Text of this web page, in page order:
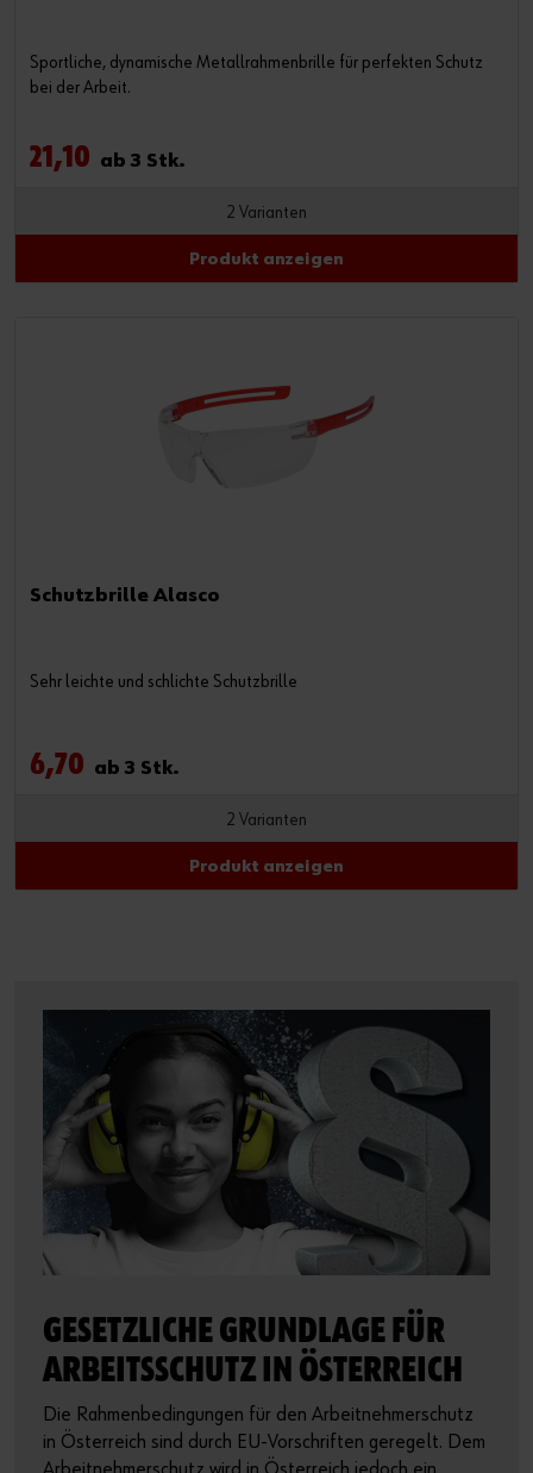
Sportliche, dynamische Metallrahmenbrille für perfekten Schutz
bei der Arbeit.
21,10 ab 3 Stk.
2 Varianten
Produkt anzeigen
Schutzbrille Alasco
Sehr leichte und schlichte Schutzbrille
6,70 ab 3 Stk.
2 Varianten
Produkt anzeigen
GESETZLICHE GRUNDLAGE FÜR
ARBEITSSCHUTZ IN ÖSTERREICH
Die Rahmenbedingungen für den Arbeitnehmerschutz
in Österreich sind durch EU-Vorschriften geregelt. Dem